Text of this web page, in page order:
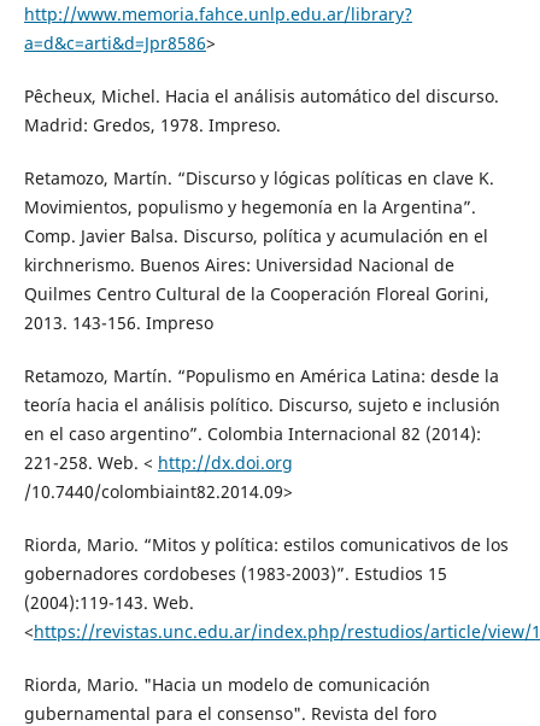
http://www.memoria.fahce.unlp.edu.ar/library?
a=d&c=arti&d=Jpr8586>
Pêcheux, Michel. Hacia el análisis automático del discurso.
Madrid: Gredos, 1978. Impreso.
Retamozo, Martín. “Discurso y lógicas políticas en clave K.
Movimientos, populismo y hegemonía en la Argentina”.
Comp. Javier Balsa. Discurso, política y acumulación en el
kirchnerismo. Buenos Aires: Universidad Nacional de
Quilmes Centro Cultural de la Cooperación Floreal Gorini,
2013. 143-156. Impreso
Retamozo, Martín. “Populismo en América Latina: desde la
teoría hacia el análisis político. Discurso, sujeto e inclusión
en el caso argentino”. Colombia Internacional 82 (2014):
221-258. Web. < http://dx.doi.org
/10.7440/colombiaint82.2014.09>
Riorda, Mario. “Mitos y política: estilos comunicativos de los
gobernadores cordobeses (1983-2003)”. Estudios 15
(2004):119-143. Web.
<https://revistas.unc.edu.ar/index.php/restudios/article/view/
Riorda, Mario. "Hacia un modelo de comunicación
gubernamental para el consenso". Revista del foro